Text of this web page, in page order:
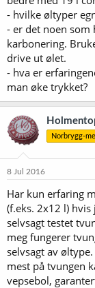
- hvilke øltyper
- er det noen
karbonering.
drive ut ølet.
- hva er
man øke trykket?
Norbrygg-
8 Jul 2016
Har kun erfaring
(f.eks. 2x12 l)
selvsagt testet
meg fungerer
selvsagt av
mest på tvungen
vepsebol,